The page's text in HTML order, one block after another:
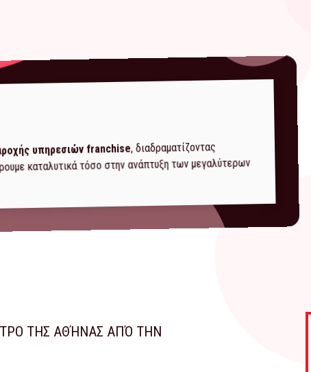
υπηρεσιών franchise, διαδραματίζοντας
καταλυτικά τόσο στην ανάπτυξη των μεγαλύτερων
ΤΗΣ ΑΘΉΝΑΣ ΑΠΌ ΤΗΝ